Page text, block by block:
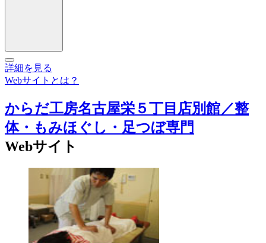
詳細を見る
Webサイトとは？
からだ工房名古屋栄５丁目店別館／整
体・もみほぐし・足つぼ専門
Webサイト